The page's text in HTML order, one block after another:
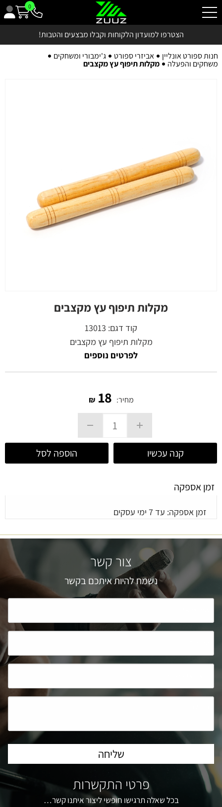
0
הצטרפו למועדון הלקוחות וקבלו מבצעים והטבות!
חנות ספורט אונליין אביזרי ספורט ג'ימבורי ומשחקים
משחקים והפעלה מקלות תיפוף עץ מקצבים
מקלות תיפוף עץ מקצבים
קוד דגם: 13013
מקלות תיפוף עץ מקצבים
לפרטים נוספים
מחיר: 18
₪
קנה עכשיו הוספה לסל
זמן אספקה
זמן אספקה: עד 7 ימי עסקים
צור קשר
נשמח להיות איתכם בקשר
פרטי התקשרות
בכל שאלה תרגישו חופשי ליצור איתנו קשר…